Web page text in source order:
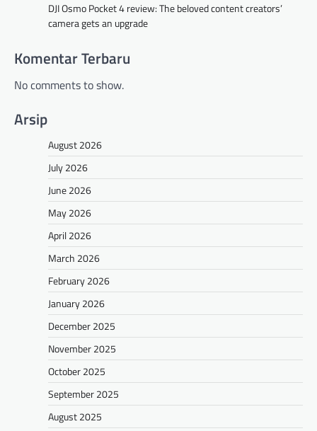
DJI Osmo Pocket 4 review: The beloved content creators’
camera gets an upgrade
Komentar Terbaru
No comments to show.
Arsip
August 2026
July 2026
June 2026
May 2026
April 2026
March 2026
February 2026
January 2026
December 2025
November 2025
October 2025
September 2025
August 2025